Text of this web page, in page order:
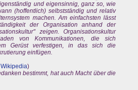
und eigensinnig, ganz so, wie
(hoffentlich) selbstständig und relativ
machen. Am einfachsten lässt
der Organisation anhand der
zeigen. Organisationskultur
von Kommunikationen, die sich
Gerüst verfestigen, in das sich die
einfügen.
Wikipedia)
bestimmt, hat auch Macht über die